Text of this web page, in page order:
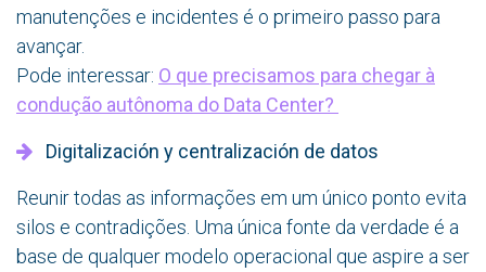
manutenções e incidentes é o primeiro passo para
avançar.
Pode interessar: O que precisamos para chegar à
condução autônoma do Data Center?
Digitalización y centralización de datos
Reunir todas as informações em um único ponto evita
silos e contradições. Uma única fonte da verdade é a
base de qualquer modelo operacional que aspire a ser